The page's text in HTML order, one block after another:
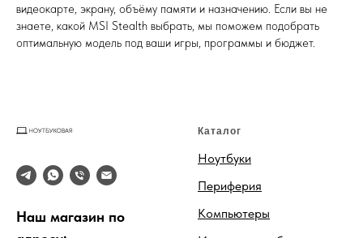
видеокарте, экрану, объёму памяти и назначению. Если вы не
знаете, какой MSI Stealth выбрать, мы поможем подобрать
оптимальную модель под ваши игры, программы и бюджет.
Наш магазин по
Каталог
Ноутбуки
Периферия
Компьютеры